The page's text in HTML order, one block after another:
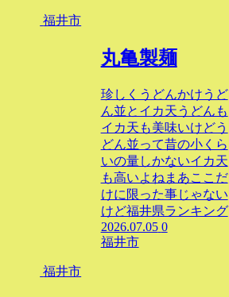
福井市
丸亀製麺
珍しくうどんかけうど
ん並とイカ天うどんも
イカ天も美味いけどう
どん並って昔の小くら
いの量しかないイカ天
も高いよねまあここだ
けに限った事じゃない
けど福井県ランキング
2026.07.05 0
福井市
福井市